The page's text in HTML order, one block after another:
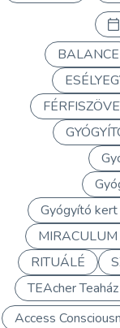
BALANCE
Gyógyító
MIRACULUM
RITUÁLÉ
TEAcher
Access